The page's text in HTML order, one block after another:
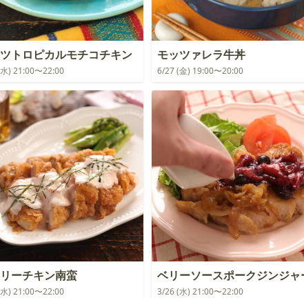
トロピカルモチコチキン
) 21:00〜22:00
モッツァレラ牛丼
6/27 (金) 19:00〜20:00
ーチキン南蛮
) 21:00〜22:00
ベリーソースポークジンジャ
3/26 (水) 21:00〜22:00